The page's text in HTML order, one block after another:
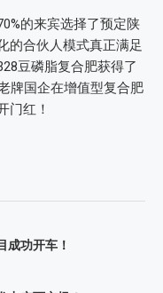
的来宾选择了预定陕
的合伙人模式真正满足
豆磷脂复合肥获得了
牌国企在增值型复合肥
门红！
成功开车！